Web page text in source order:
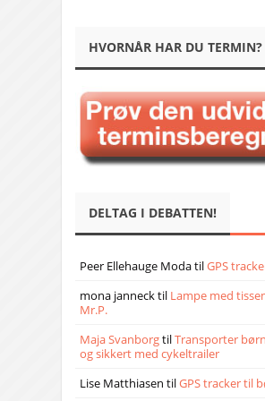
HVORNÅR HAR DU TERMIN?
DELTAG I DEBATTEN!
Peer Ellehauge ModatilGPS
mona jannecktil Lampe med
Mr.P.
Maja SvanborgtilTransporter
og sikkert med cykeltrailer
Lise Matthiasen tilGPS tracker til